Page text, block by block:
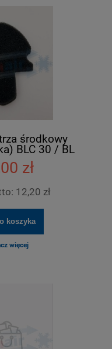
środkowy
BLC 30 / BL
55 zł
12,20 zł
koszyka
więcej